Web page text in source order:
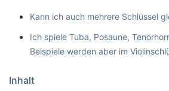
Kann ich auch mehrere Schlüssel
Ich spiele Tuba, Posaune,
Beispiele werden aber im
Inhalt